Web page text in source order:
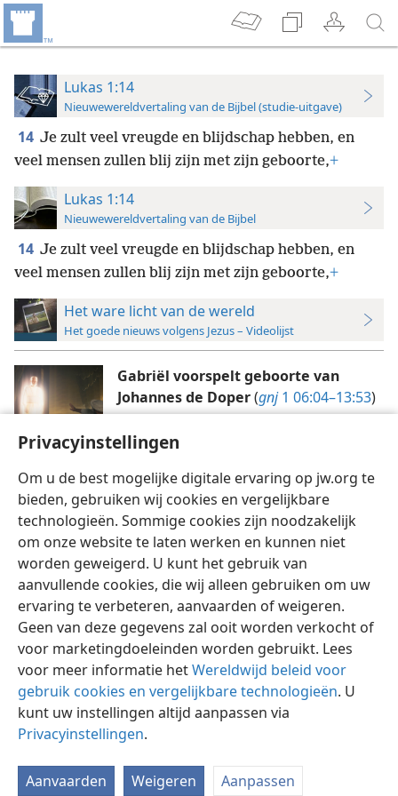
Privacyinstellingen
Om u de best mogelijke digitale ervaring op jw.org te
bieden, gebruiken wij cookies en vergelijkbare
technologieën. Sommige cookies zijn noodzakelijk
om onze website te laten werken en kunnen niet
worden geweigerd. U kunt het gebruik van
aanvullende cookies, die wij alleen gebruiken om uw
ervaring te verbeteren, aanvaarden of weigeren.
Geen van deze gegevens zal ooit worden verkocht of
voor marketingdoeleinden worden gebruikt. Lees
voor meer informatie hetWereldwijd beleid voor
gebruik cookies en vergelijkbare technologieën. U
kunt uw instellingen altijd aanpassen via
Privacyinstellingen.
Aanvaarden Weigeren Aanpassen
Lukas 1:14
Nieuwewereldvertaling van de Bijbel (studie-uitgave)
14 Je zult veel vreugde en blijdschap hebben, en
veel mensen zullen blij zijn met zijn geboorte,+
Lukas 1:14
Nieuwewereldvertaling van de Bijbel
14 Je zult veel vreugde en blijdschap hebben, en
veel mensen zullen blij zijn met zijn geboorte,+
Het ware licht van de wereld
Het goede nieuws volgens Jezus – Videolijst
Gabriël voorspelt geboorte van
Johannes de Doper(gnj1 06:04–13:53)
Nederlands Instellingen
Copyright© 2026 Watch Tower Bible and Tract Society of Pennsylvania
Gebruiksvoorwaarden Privacybeleid
Privacyinstellingen
JW.ORG
Inloggen